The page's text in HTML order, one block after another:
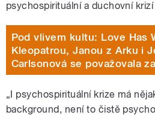
psychospirituální a duchovní
Pod vlivem kultu: Love Has
Kleopatrou, Janou z Arku i
Carlsonová se považovala
„I psychospirituální krize má
background, není to čistě